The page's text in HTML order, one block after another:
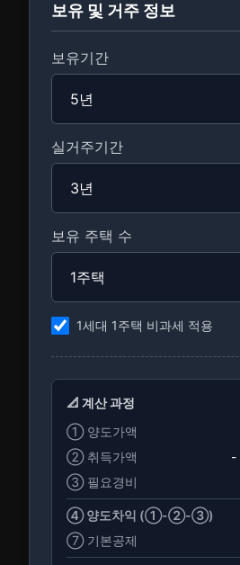
보유 및 거주 정보
보유기간
실거주기간
보유 주택 수
1세대 1주택 비과세 적용
📐 계산 과정
① 양도가액
② 취득가액
-
③ 필요경비
④ 양도차익 (①-②-③)
⑦ 기본공제